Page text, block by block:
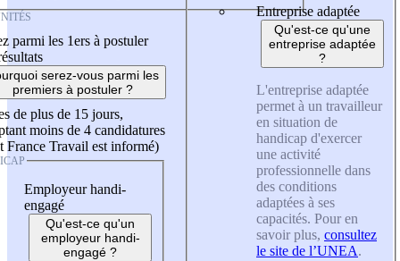
parmi les 1ers à postuler
serez-vous parmi les
premiers à postuler ?
de plus de 15 jours,
moins de 4 candidatures
France Travail est informé)
Employeur handi-
engagé
Qu'est-ce qu'un
employeur handi-
engagé ?
Entreprise adaptée
Qu'est-ce qu'une
entreprise adaptée
?
L'entreprise adaptée
permet à un travailleur
en situation de
handicap d'exercer
une activité
professionnelle dans
des conditions
adaptées à ses
capacités. Pour en
savoir plus, consultez
le site de l’UNEA.